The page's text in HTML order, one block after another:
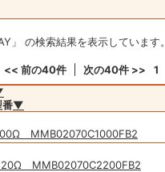
」 の検索結果を表示しています。
<< 前の40件 次の40件 >> 1
番▼
MMB02070C1000FB2
MMB02070C2200FB2